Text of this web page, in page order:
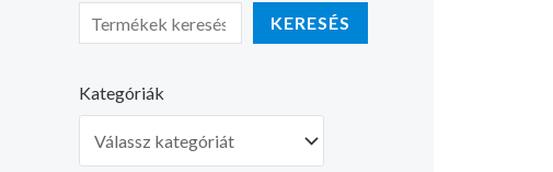
KERESÉS
Kategóriák